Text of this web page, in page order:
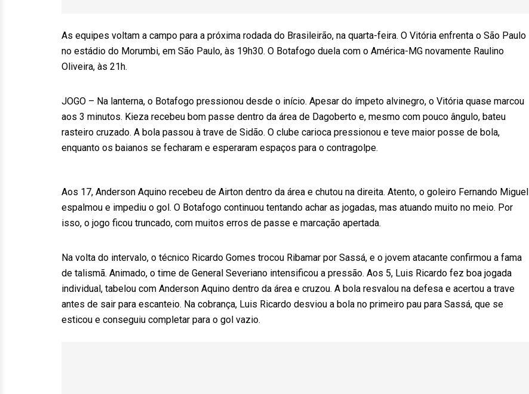
As equipes voltam a campo para a próxima rodada do Brasileirão, na quarta-feira. O Vitória enfrenta o São Paulo
no estádio do Morumbi, em São Paulo, às 19h30. O Botafogo duela com o América-MG novamente Raulino
Oliveira, às 21h.
JOGO – Na lanterna, o Botafogo pressionou desde o início. Apesar do ímpeto alvinegro, o Vitória quase marcou
aos 3 minutos. Kieza recebeu bom passe dentro da área de Dagoberto e, mesmo com pouco ângulo, bateu
rasteiro cruzado. A bola passou à trave de Sidão. O clube carioca pressionou e teve maior posse de bola,
enquanto os baianos se fecharam e esperaram espaços para o contragolpe.
Aos 17, Anderson Aquino recebeu de Airton dentro da área e chutou na direita. Atento, o goleiro Fernando Miguel
espalmou e impediu o gol. O Botafogo continuou tentando achar as jogadas, mas atuando muito no meio. Por
isso, o jogo ficou truncado, com muitos erros de passe e marcação apertada.
Na volta do intervalo, o técnico Ricardo Gomes trocou Ribamar por Sassá, e o jovem atacante confirmou a fama
de talismã. Animado, o time de General Severiano intensificou a pressão. Aos 5, Luis Ricardo fez boa jogada
individual, tabelou com Anderson Aquino dentro da área e cruzou. A bola resvalou na defesa e acertou a trave
antes de sair para escanteio. Na cobrança, Luis Ricardo desviou a bola no primeiro pau para Sassá, que se
esticou e conseguiu completar para o gol vazio.